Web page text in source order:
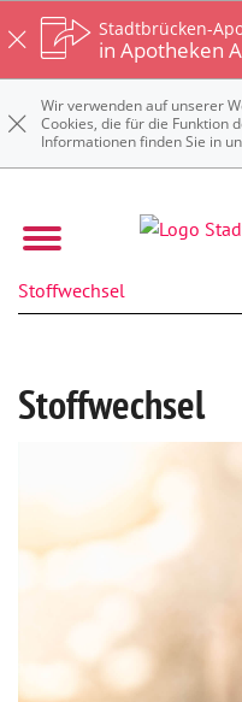
Stadtbrücken-
in Apotheken
Wir verwenden auf unserer
Cookies, die für die Funktion
Informationen finden Sie in
Stoffwechsel
Stoffwechsel